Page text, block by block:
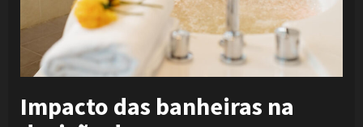
Impacto das banheiras na